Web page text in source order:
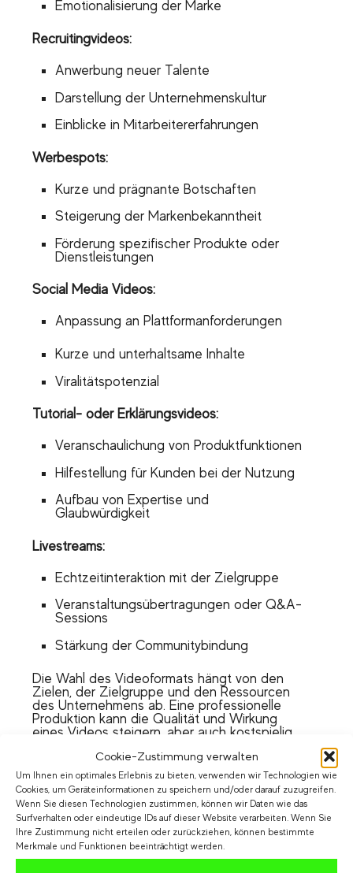
Cookie-Zustimmung verwalten
Um Ihnen ein optimales Erlebnis zu bieten, verwenden wir Technologien wie
Cookies, um Geräteinformationen zu speichern und/oder darauf zuzugreifen.
Wenn Sie diesen Technologien zustimmen, können wir Daten wie das
Surfverhalten oder eindeutige IDs auf dieser Website verarbeiten. Wenn Sie
Ihre Zustimmung nicht erteilen oder zurückziehen, können bestimmte
Merkmale und Funktionen beeinträchtigt werden.
Emotionalisierung der Marke
Recruitingvideos:
Anwerbung neuer Talente
Darstellung der Unternehmenskultur
Einblicke in Mitarbeitererfahrungen
Werbespots:
Kurze und prägnante Botschaften
Steigerung der Markenbekanntheit
Förderung spezifischer Produkte oder
Dienstleistungen
Social Media Videos:
Anpassung an Plattformanforderungen
Kurze und unterhaltsame Inhalte
Viralitätspotenzial
Tutorial- oder Erklärungsvideos:
Veranschaulichung von Produktfunktionen
Hilfestellung für Kunden bei der Nutzung
Aufbau von Expertise und
Glaubwürdigkeit
Livestreams:
Echtzeitinteraktion mit der Zielgruppe
Veranstaltungsübertragungen oder Q&A-
Sessions
Stärkung der Communitybindung
Die Wahl des Videoformats hängt von den
Zielen, der Zielgruppe und den Ressourcen
des Unternehmens ab. Eine professionelle
Produktion kann die Qualität und Wirkung
eines Videos steigern, aber auch kostspielig
einfachen Mitteln ansprechende Videos zu
erstellen. Wichtig ist stets eine klare
Botschaft und eine zielgerichtete Ansprache
der Zuschauer.
ROI und Budgetierung in der